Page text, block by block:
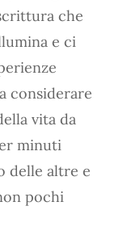
che
e ci
considerare
vita da
minuti
delle altre e
pochi